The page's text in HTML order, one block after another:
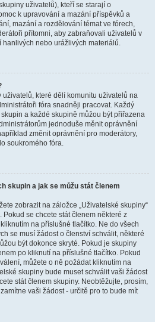
uživatelů), kteří se starají o
k upravování a mazání příspěvků a
mazání a rozdělování témat ve fórech,
přítomni, aby zabraňovali uživatelů v
nebo urážlivých materiálů.
které dělí komunitu uživatelů na
fóra snadněji pracovat. Každý
a každé skupině můžou být přiřazena
jednoduše měnit oprávnění
změnit oprávnění pro moderátory,
soukromého fóra.
skupin a jak se můžu stát členem
zobrazit na záložce „Uživatelské skupiny“
Pokud se chcete stát členem některé z
na příslušné tlačítko. Ne do všech
se musí žádost o členství schválit, některé
být dokonce skryté. Pokud je skupiny
po kliknutí na příslušné tlačítko. Pokud
můžete o ně požádat kliknutím na
skupiny bude muset schválit vaši žádost
stát členem skupiny. Neobtěžujte, prosím,
vaši žádost - určitě pro to bude mít